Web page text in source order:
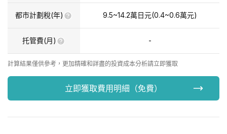
都市計劃稅(年) 9.5~14.2萬日元(0.4~0.6萬元)
托管費(月) -
計算結果僅供參考，更加精確和詳盡的投資成本分析請立即獲取
立即獲取費用明細（免費）